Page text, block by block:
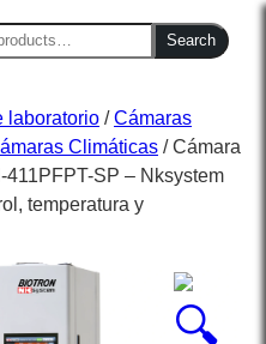
Search
laboratorio /Cámaras
Climáticas / Cámara
SP – Nksystem
temperatura y